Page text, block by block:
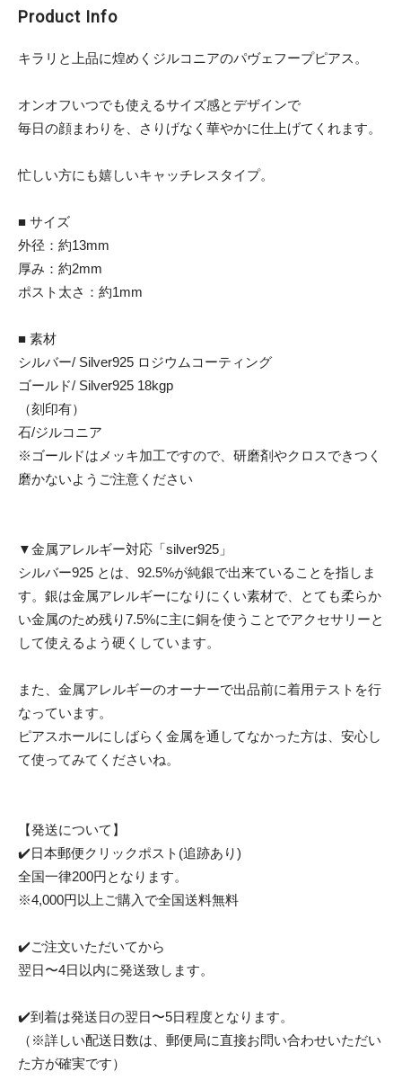
Product Info
キラリと上品に煌めくジルコニアのパヴェフープピアス。
オンオフいつでも使えるサイズ感とデザインで
毎日の顔まわりを、さりげなく華やかに仕上げてくれます。
忙しい方にも嬉しいキャッチレスタイプ。
■ サイズ
外径：約13mm
厚み：約2mm
ポスト太さ：約1mm
■ 素材
シルバー/ Silver925 ロジウムコーティング
ゴールド/ Silver925 18kgp
（刻印有）
石/ジルコニア
※ゴールドはメッキ加工ですので、研磨剤やクロスできつく
磨かないようご注意ください
▼金属アレルギー対応「silver925」
シルバー925 とは、92.5%が純銀で出来ていることを指しま
す。銀は金属アレルギーになりにくい素材で、とても柔らか
い金属のため残り7.5%に主に銅を使うことでアクセサリーと
して使えるよう硬くしています。
また、金属アレルギーのオーナーで出品前に着用テストを行
なっています。
ピアスホールにしばらく金属を通してなかった方は、安心し
て使ってみてくださいね。
【発送について】
✔️日本郵便クリックポスト(追跡あり)
全国一律200円となります。
※4,000円以上ご購入で全国送料無料
✔️ご注文いただいてから
翌日〜4日以内に発送致します。
✔️到着は発送日の翌日〜5日程度となります。
（※詳しい配送日数は、郵便局に直接お問い合わせいただい
た方が確実です）